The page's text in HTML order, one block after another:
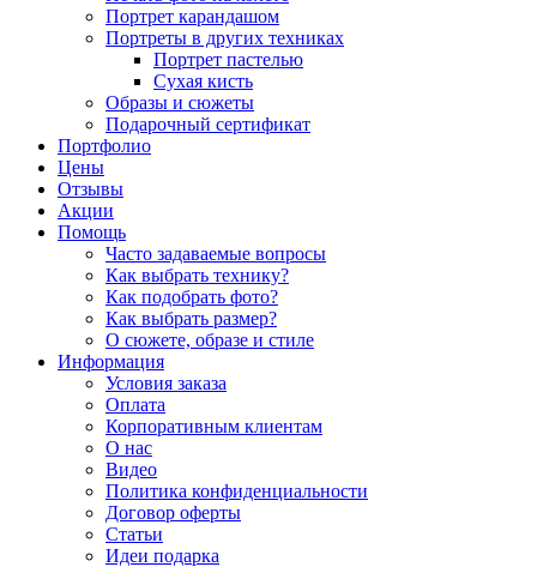
Портрет карандашом
Портреты в других техниках
Портрет пастелью
Сухая кисть
Образы и сюжеты
Подарочный сертификат
Портфолио
Цены
Отзывы
Акции
Помощь
Часто задаваемые вопросы
Как выбрать технику?
Как подобрать фото?
Как выбрать размер?
О сюжете, образе и стиле
Информация
Условия заказа
Оплата
Корпоративным клиентам
О нас
Видео
Политика конфиденциальности
Договор оферты
Статьи
Идеи подарка